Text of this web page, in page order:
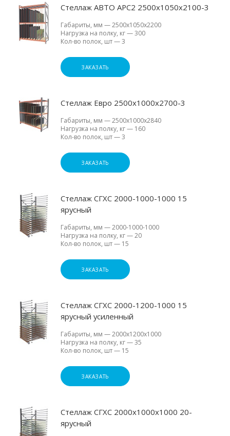
Стеллаж АВТО АРС2 2500х1050х2100-3
Габариты, мм —2500х1050х2200
Нагрузка на полку, кг—300
Кол-во полок, шт—3
ЗАКАЗАТЬ
Стеллаж Евро 2500х1000х2700-3
Габариты, мм —2500х1000х2840
Нагрузка на полку, кг— 160
Кол-во полок, шт—3
ЗАКАЗАТЬ
Стеллаж СГХС 2000-1000-1000 15
ярусный
Габариты, мм —2000-1000-1000
Нагрузка на полку, кг—20
Кол-во полок, шт— 15
ЗАКАЗАТЬ
Стеллаж СГХС 2000-1200-1000 15
ярусный усиленный
Габариты, мм —2000х1200х1000
Нагрузка на полку, кг—35
Кол-во полок, шт— 15
ЗАКАЗАТЬ
Стеллаж СГХС 2000х1000х1000 20-
ярусный